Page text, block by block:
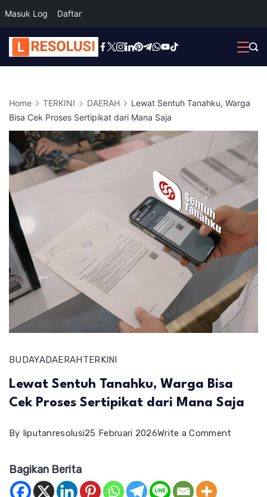
Masuk Log Daftar
Skip
to
Home TERKINI DAERAH
Lewat Sentuh Tanahku, Warga
Bisa Cek Proses Sertipikat dari Mana Saja
BUDAYADAERAHTERKINI
Lewat Sentuh Tanahku, Warga Bisa
Cek Proses Sertipikat dari Mana Saja
By liputanresolusi25 Februari 2026Write a Comment
Bagikan Berita